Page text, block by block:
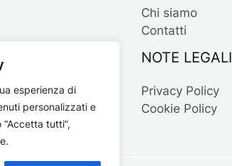
esperienza di
personalizzati e
tutti”,
Chi siamo
Contatti
NOTE LEGALI
Privacy Policy
Cookie Policy